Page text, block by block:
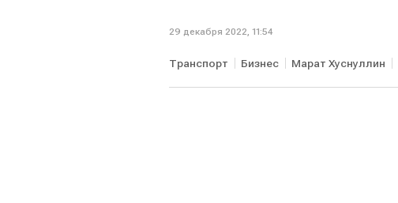
29 декабря 2022, 11:54
Транспорт Бизнес Марат Хуснуллин